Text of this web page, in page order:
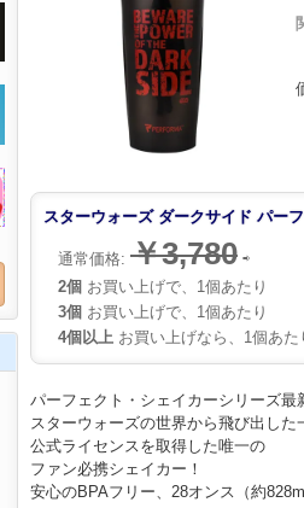
スターウォーズ ダークサイド パー
通常価格: ￥3,780 ⇨
2個 お買い上げで、1個あたり
3個 お買い上げで、1個あたり
4個以上 お買い上げなら、1個あた
パーフェクト・シェイカーシリーズ最
スターウォーズの世界から飛び出した
公式ライセンスを取得した唯一の
ファン必携シェイカー！
安心のBPAフリー、28オンス（約